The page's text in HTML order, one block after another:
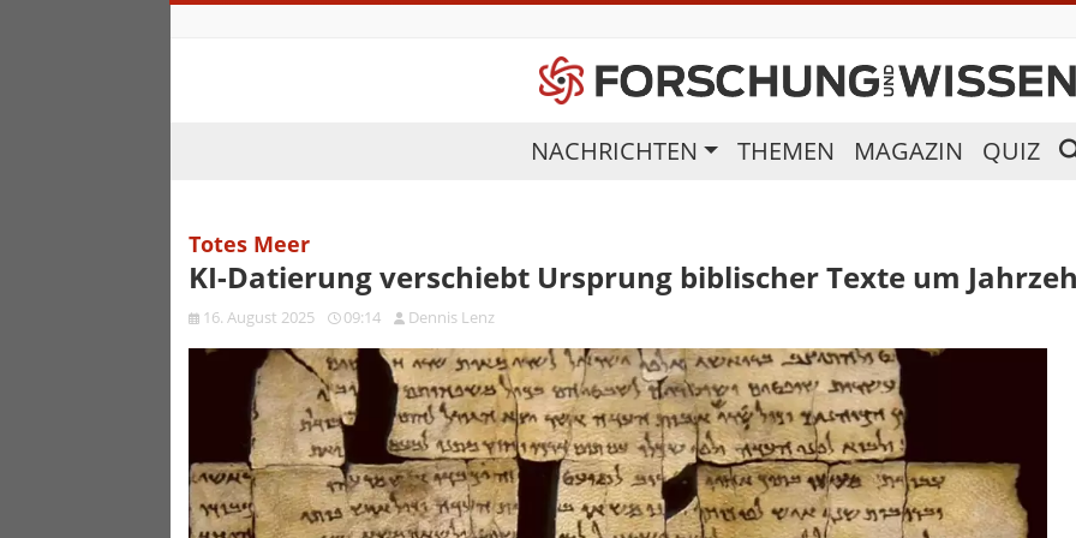
NACHRICHTEN THEMEN MAGAZIN QUIZ
Totes Meer
KI-Datierung verschiebt Ursprung biblischer Texte um
16. August 2025 09:14 Dennis Lenz